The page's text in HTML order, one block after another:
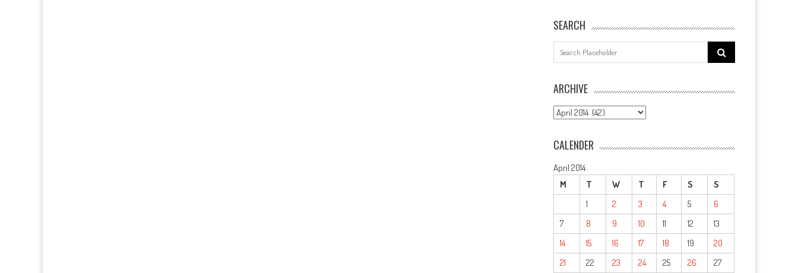
SEARCH
Search
for:
ARCHIVE
ARCHIVE
CALENDER
April 2014
M
T W T F S
S
1
2 3 4 5
6
7
8 9 10 11 12
13
14
15 16 17 18 19
20
21
22 23 24 25 26 27